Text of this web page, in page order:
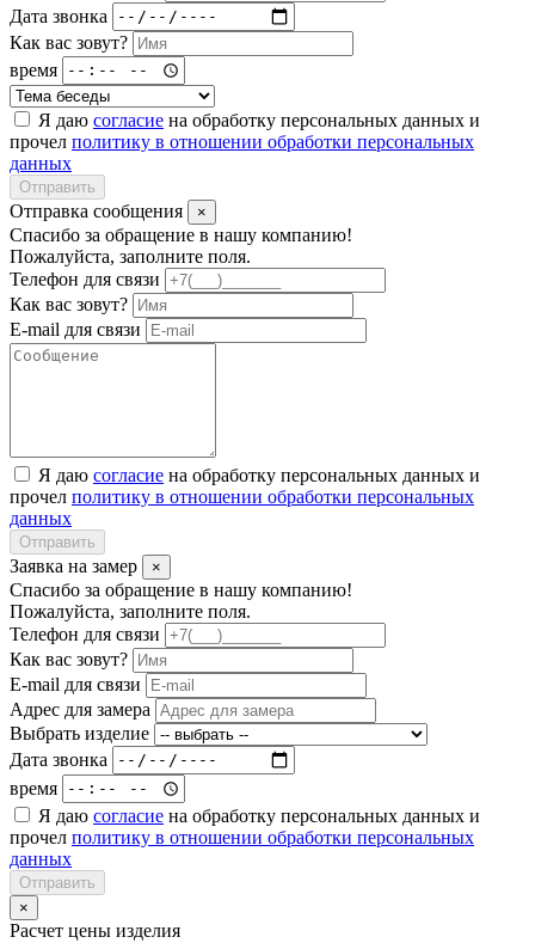
Дата звонка
Как вас зовут?
время
Я даю согласие на обработку персональных данных и
прочел политику в отношении обработки персональных
данных
Отправить
Отправка сообщения ×
Спасибо за обращение в нашу компанию!
Пожалуйста, заполните поля.
Телефон для связи
Как вас зовут?
E-mail для связи
Я даю согласие на обработку персональных данных и
прочел политику в отношении обработки персональных
данных
Отправить
Заявка на замер ×
Спасибо за обращение в нашу компанию!
Пожалуйста, заполните поля.
Телефон для связи
Как вас зовут?
E-mail для связи
Адрес для замера
Выбрать изделие
Дата звонка
время
Я даю согласие на обработку персональных данных и
прочел политику в отношении обработки персональных
данных
Отправить
×
Расчет цены изделия